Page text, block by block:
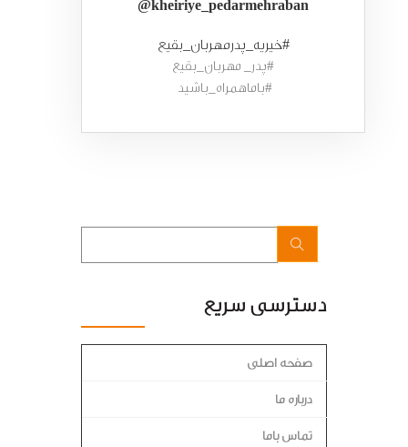
@kheiriye_pedarmehraban
#خیریه_پدرمهربان_بقیع
#پدر_ مهربان_بقیع
#باماهمراه_باشید
دسترسی سریع
صفحه اصلی
درباره ما
تماس باما